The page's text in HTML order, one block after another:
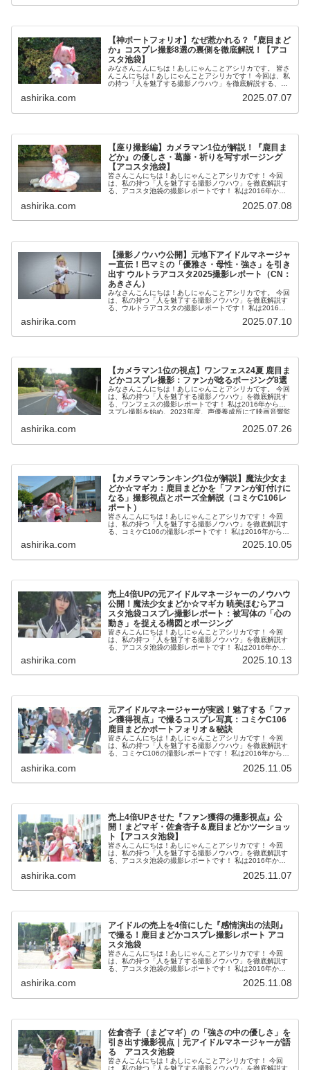
【神ポートフォリオ】なぜ惹かれる？『鹿目まど
か』コスプレ撮影8選の裏側を徹底解説！【アコ
スタ池袋】
みなさんこんにちは！あしにゃんことアシリカです。 皆さ
んこんにちは！あしにゃんことアシリカです！ 今回は、私
の持つ「人を魅了する撮影ノウハウ」を徹底解説する、ア
ashirika.com 2025.07.07
【座り撮影編】カメラマン1位が解説！『鹿目ま
どか』の優しさ・葛藤・祈りを写すポージング
【アコスタ池袋】
皆さんこんにちは！あしにゃんことアシリカです！ 今回
は、私の持つ「人を魅了する撮影ノウハウ」を徹底解説す
る、アコスタ池袋の撮影レポートです！ 私は2016年から
ashirika.com 2025.07.08
【撮影ノウハウ公開】元地下アイドルマネージャ
ー直伝！巴マミの「優雅さ・母性・強さ」を引き
出す ウルトラアコスタ2025撮影レポート（CN：
あきさん）
みなさんこんにちは！あしにゃんことアシリカです。 今回
は、私の持つ「人を魅了する撮影ノウハウ」を徹底解説す
る、ウルトラアコスタの撮影レポートです！ 私は2016年
ashirika.com 2025.07.10
【カメラマン1位の視点】ワンフェス24夏 鹿目ま
どかコスプレ撮影：ファンが唸るポージング8選
みなさんこんにちは！あしにゃんことアシリカです。 今回
は、私の持つ「人を魅了する撮影ノウハウ」を徹底解説す
る、ワンフェスの撮影レポートです！ 私は2016年からコ
スプレ撮影を始め、2023年度、声優養成所にて映画音響監
ashirika.com 2025.07.26
【カメラマンランキング1位が解説】魔法少女ま
どか☆マギカ：鹿目まどかを「ファンが釘付けに
なる」撮影視点とポーズ全解説（コミケC106レ
ポート）
皆さんこんにちは！あしにゃんことアシリカです！ 今回
は、私の持つ「人を魅了する撮影ノウハウ」を徹底解説す
る、コミケC106の撮影レポートです！ 私は2016年からコ
ashirika.com 2025.10.05
売上4倍UPの元アイドルマネージャーのノウハウ
公開！魔法少女まどか☆マギカ 暁美ほむらアコ
スタ池袋コスプレ撮影レポート：被写体の「心の
動き」を捉える構図とポージング
皆さんこんにちは！あしにゃんことアシリカです！ 今回
は、私の持つ「人を魅了する撮影ノウハウ」を徹底解説す
る、アコスタ池袋の撮影レポートです！ 私は2016年から
ashirika.com 2025.10.13
元アイドルマネージャーが実践！魅了する「ファ
ン獲得視点」で撮るコスプレ写真：コミケC106
鹿目まどかポートフォリオ＆秘訣
皆さんこんにちは！あしにゃんことアシリカです！ 今回
は、私の持つ「人を魅了する撮影ノウハウ」を徹底解説す
る、コミケC106の撮影レポートです！ 私は2016年からコ
ashirika.com 2025.11.05
売上4倍UPさせた『ファン獲得の撮影視点』公
開！まどマギ・佐倉杏子＆鹿目まどかツーショッ
ト【アコスタ池袋】
皆さんこんにちは！あしにゃんことアシリカです！ 今回
は、私の持つ「人を魅了する撮影ノウハウ」を徹底解説す
る、アコスタ池袋の撮影レポートです！ 私は2016年から
ashirika.com 2025.11.07
アイドルの売上を4倍にした『感情演出の法則』
で撮る！鹿目まどかコスプレ撮影レポート アコ
スタ池袋
皆さんこんにちは！あしにゃんことアシリカです！ 今回
は、私の持つ「人を魅了する撮影ノウハウ」を徹底解説す
る、アコスタ池袋の撮影レポートです！ 私は2016年から
ashirika.com 2025.11.08
佐倉杏子（まどマギ）の「強さの中の優しさ」を
引き出す撮影視点｜元アイドルマネージャーが語
る アコスタ池袋
皆さんこんにちは！あしにゃんことアシリカです！ 今回
は、私の持つ「人を魅了する撮影ノウハウ」を徹底解説す